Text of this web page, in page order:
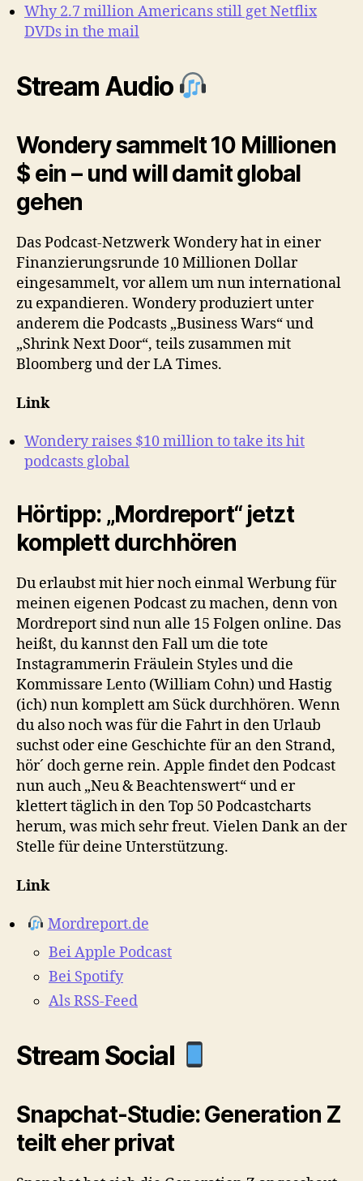
Why 2.7 million Americans still get Netflix
DVDs in the mail
Stream Audio
Wondery sammelt 10 Millionen
$ ein – und will damit global
gehen
Das Podcast-Netzwerk Wondery hat in einer
Finanzierungsrunde 10 Millionen Dollar
eingesammelt, vor allem um nun international
zu expandieren. Wondery produziert unter
anderem die Podcasts „Business Wars“ und
„Shrink Next Door“, teils zusammen mit
Bloomberg und der LA Times.
Link
Wondery raises $10 million to take its hit
podcasts global
Hörtipp: „Mordreport“ jetzt
komplett durchhören
Du erlaubst mit hier noch einmal Werbung für
meinen eigenen Podcast zu machen, denn von
Mordreport sind nun alle 15 Folgen online. Das
heißt, du kannst den Fall um die tote
Instagrammerin Fräulein Styles und die
Kommissare Lento (William Cohn) und Hastig
(ich) nun komplett am Sück durchhören. Wenn
du also noch was für die Fahrt in den Urlaub
suchst oder eine Geschichte für an den Strand,
hör´ doch gerne rein. Apple findet den Podcast
nun auch „Neu & Beachtenswert“ und er
klettert täglich in den Top 50 Podcastcharts
herum, was mich sehr freut. Vielen Dank an der
Stelle für deine Unterstützung.
Link
Mordreport.de
Bei Apple Podcast
Bei Spotify
Als RSS-Feed
Stream Social
Snapchat-Studie: Generation Z
teilt eher privat